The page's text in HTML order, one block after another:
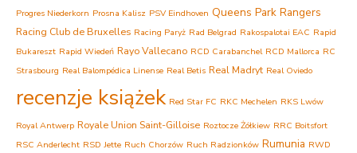
Progres Niederkorn Prosna Kalisz PSV Eindhoven Queens Park Rangers
Racing Club de Bruxelles Racing Paryż Rad Belgrad Rakospalotai EAC Rapid
Bukareszt Rapid Wiedeń Rayo Vallecano RCD Carabanchel RCD Mallorca RC
Strasbourg Real Balompédica Linense Real Betis Real Madryt Real Oviedo
recenzje książek Red Star FC RKC Mechelen RKS Lwów
Royal Antwerp Royale Union Saint-Gilloise Roztocze Żółkiew RRC Boitsfort
RSC Anderlecht RSD Jette Ruch Chorzów Ruch Radzionków Rumunia RWD